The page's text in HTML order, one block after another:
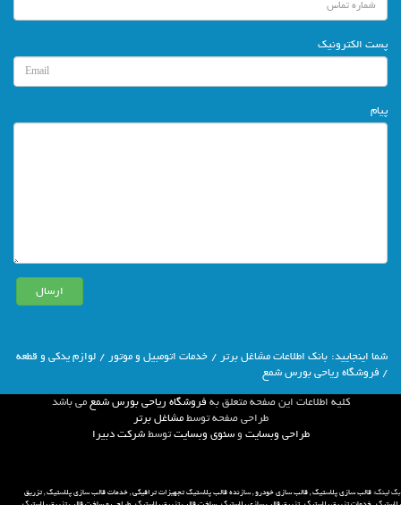
پست الکترونیک
پیام
شما اينجاييد: بانك اطلاعات مشاغل برتر / خدمات اتومبیل و موتور / لوازم یدکی و قطعه
/ فروشگاه ریاحی بورس شمع
كليه اطلاعات اين صفحه متعلق به فروشگاه ریاحی بورس شمعمي باشد
طراحي صفحه توسطمشاغل برتر
طراحی وبسایت وسئوی وبسایتتوسطشركت دبيرا
بک لینک:قالب سازی پلاستیک,قالب سازی خودرو,سازنده قالب پلاستیک تجهیزات ترافیکی,خدمات قالب سازی پلاستیک,تزریق